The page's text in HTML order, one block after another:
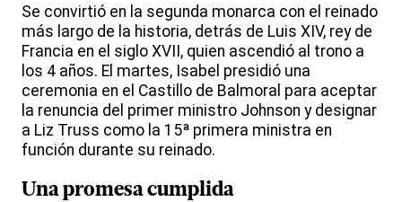
Se convirtió en la segunda monarca con el reinado
más largo de la historia, detrás de Luis XIV, rey de
Francia en el siglo XVII, quien ascendió al trono a
los 4 años. El martes, Isabel presidió una
ceremonia en el Castillo de Balmoral para aceptar
la renuncia del primer ministro Johnson y designar
a Liz Truss como la 15ª primera ministra en
función durante su reinado.
Una promesa cumplida